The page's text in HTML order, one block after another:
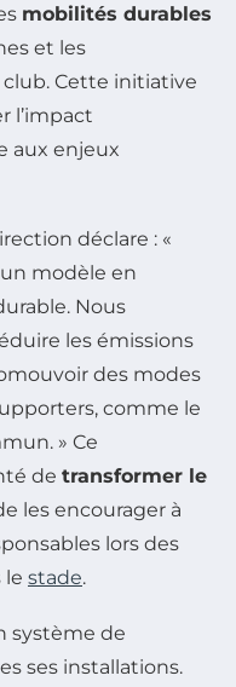
mobilités durables
et les
Cette initiative
l’impact
aux enjeux
déclare : «
modèle en
Nous
les émissions
des modes
comme le
» Ce
de transformer le
les encourager à
lors des
le stade.
système de
ses installations.